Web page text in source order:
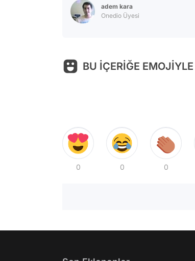
adem kara
Onedio Üyesi
BU İÇERİĞE
0 0 0